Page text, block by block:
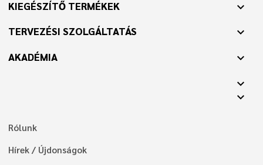
KIEGÉSZÍTŐ TERMÉKEK expand_more
TERVEZÉSI SZOLGÁLTATÁS expand_more
AKADÉMIA
expand_more
expand_more
expand_more
Rólunk
Hírek / Újdonságok